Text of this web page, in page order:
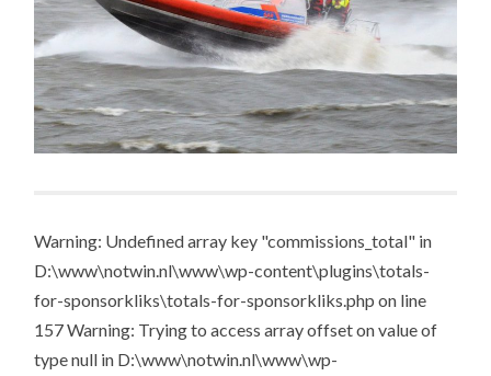
Warning: Undefined array key "commissions_total" in
D:\www\notwin.nl\www\wp-content\plugins\totals-
for-sponsorkliks\totals-for-sponsorkliks.php on line
157 Warning: Trying to access array offset on value of
type null in D:\www\notwin.nl\www\wp-